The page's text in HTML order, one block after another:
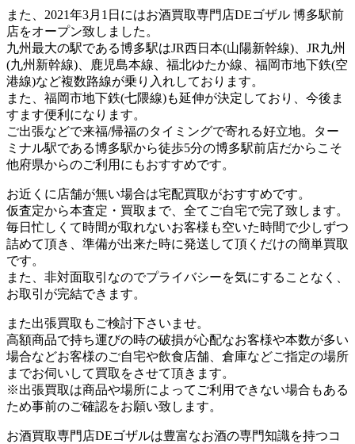
また、2021年3月1日にはお酒買取専門店DEゴザル 博多駅前
店をオープン致しました。
九州最大の駅である博多駅はJR西日本(山陽新幹線)、JR九州
(九州新幹線)、鹿児島本線、福北ゆたか線、福岡市地下鉄(空
港線)など複数路線が乗り入れしております。
また、福岡市地下鉄(七隈線)も延伸が決定しており、今後ま
すます便利になります。
ご出張などで来福/帰福のタイミングで寄れる好立地。ター
ミナル駅である博多駅から徒歩5分の博多駅前店だからこそ
他府県からのご利用にもおすすめです。
お近くに店舗が無い場合は宅配買取がおすすめです。
仮査定から本査定・買取まで、全てご自宅で完了致します。
毎日忙しくて時間が取れないお客様も空いた時間で少しずつ
詰めて頂き、準備が出来た時に発送して頂くだけの簡単買取
です。
また、非対面取引なのでプライバシーを気にすることなく、
お取引が完結できます。
また出張買取もご検討下さいませ。
高額商品で持ち運びの時の破損が心配なお客様や本数が多い
場合などお客様のご自宅や飲食店舗、倉庫などご指定の場所
までお伺いして買取をさせて頂きます。
※出張買取は商品や場所によってご利用できない場合もある
ため事前のご確認をお願い致します。
お酒買取専門店DEゴザルは豊富なお酒の専門知識を持つコ